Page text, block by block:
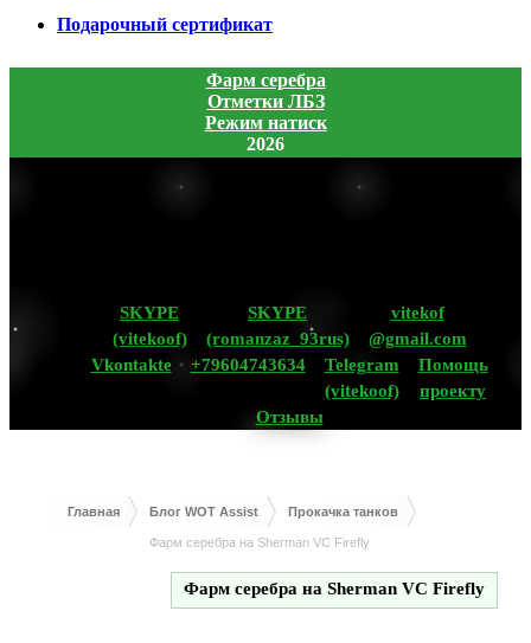
Подарочный сертификат
Фарм серебра
Отметки ЛБЗ
Режим натиск
2026
SKYPE
(vitekoof)
SKYPE
(romanzaz_93rus)
vitekof
@gmail.com
Vkontakte
+79604743634
Telegram
(vitekoof)
Помощь
проекту
Отзывы
Главная Блог WOT Assist Прокачка танков
Фарм серебра на Sherman VC Firefly
Фарм серебра на Sherman VC Firefly